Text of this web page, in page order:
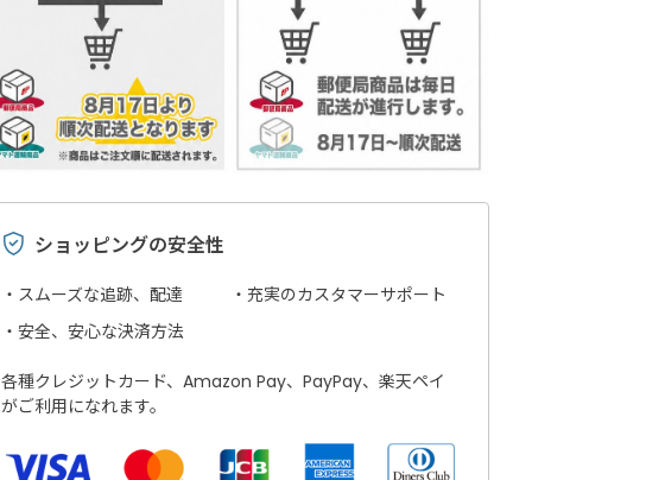
ショッピングの安全性
スムーズな追跡、配達
充実のカスタマーサポート
安全、安心な決済方法
各種クレジットカード、Amazon Pay、PayPay、楽天ペイ
がご利用になれます。